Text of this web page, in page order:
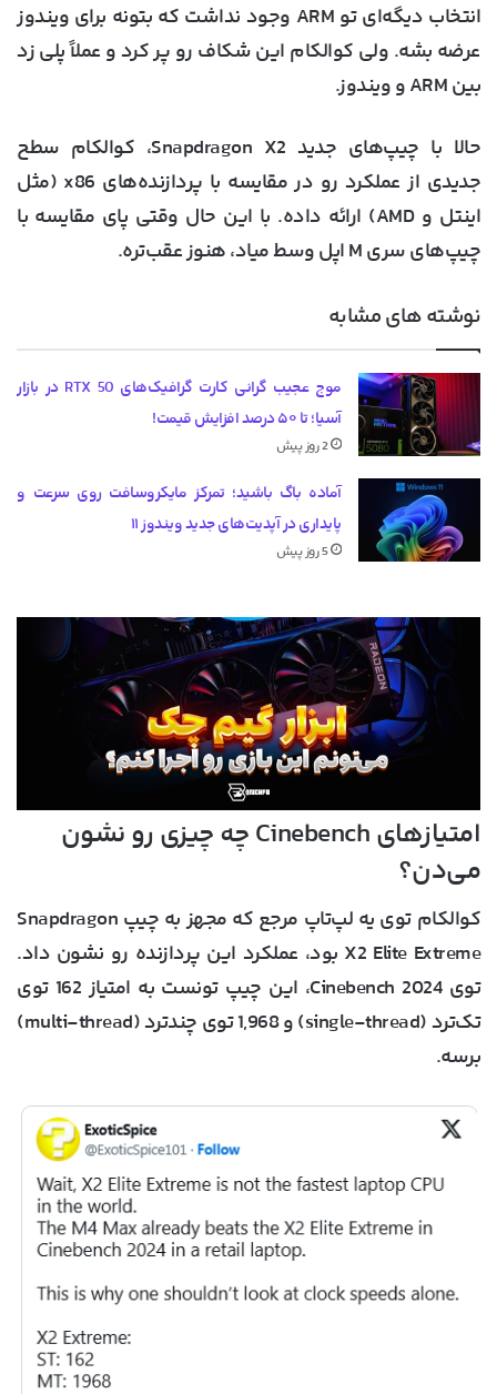
انتخاب دیگه‌ای تو ARM وجود نداشت که بتونه برای ویندوز
عرضه بشه. ولی کوالکام این شکاف رو پر کرد و عملاً پلی زد
بین ARM و ویندوز.
حالا با چیپ‌های جدید Snapdragon X2، کوالکام سطح
جدیدی از عملکرد رو در مقایسه با پردازنده‌های x86 (مثل
اینتل و AMD) ارائه داده. با این حال وقتی پای مقایسه با
چیپ‌های سری M اپل وسط میاد، هنوز عقب‌تره.
نوشته های مشابه
موج عجیب گرانی کارت گرافیک‌های RTX 50 در بازار
آسیا؛ تا ۵۰ درصد افزایش قیمت!
2 روز پیش
آماده باگ باشید؛ تمرکز مایکروسافت روی سرعت و
پایداری در آپدیت‌های جدید ویندوز ۱۱
5 روز پیش
امتیازهای Cinebench چه چیزی رو نشون
می‌دن؟
کوالکام توی یه لپ‌تاپ مرجع که مجهز به چیپ Snapdragon
X2 Elite Extreme بود، عملکرد این پردازنده رو نشون داد.
توی Cinebench 2024، این چیپ تونست به امتیاز 162 توی
تک‌ترد (single-thread) و 1,968 توی چند‌ترد (multi-thread)
برسه.